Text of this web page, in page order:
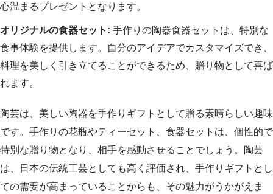
心温まるプレゼントとなります。
オリジナルの食器セット: 手作りの陶器食器セットは、特別な
食事体験を提供します。自分のアイデアでカスタマイズでき、
料理を美しく引き立てることができるため、贈り物として喜ば
れます。
陶芸は、美しい陶器を手作りギフトとして贈る素晴らしい趣味
です。手作りの花瓶やティーセット、食器セットは、個性的で
特別な贈り物となり、相手を感動させることでしょう。陶芸
は、日本の伝統工芸としても高く評価され、手作りギフトとし
ての需要が高まっていることからも、その魅力がうかがえま